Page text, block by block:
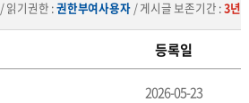
/ 읽기권한 :권한부여사용자/ 게시글 보존기간 :3년
등록일
2026-05-23